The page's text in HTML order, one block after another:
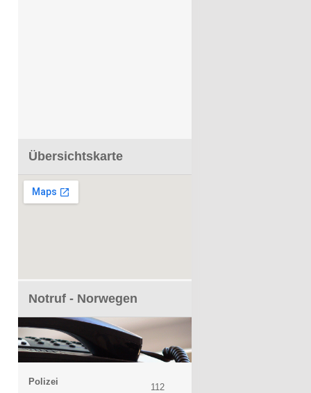
Übersichtskarte
Notruf - Norwegen
Polizei
112